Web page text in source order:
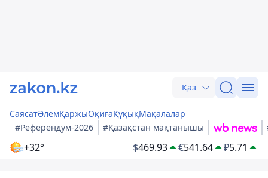
Қаз
СаясатӘлемҚаржыОқиғаҚұқықМақалалар
#Референдум-2026
#Қазақстан мақтанышы
+32° $469.93 €541.64 ₽5.71